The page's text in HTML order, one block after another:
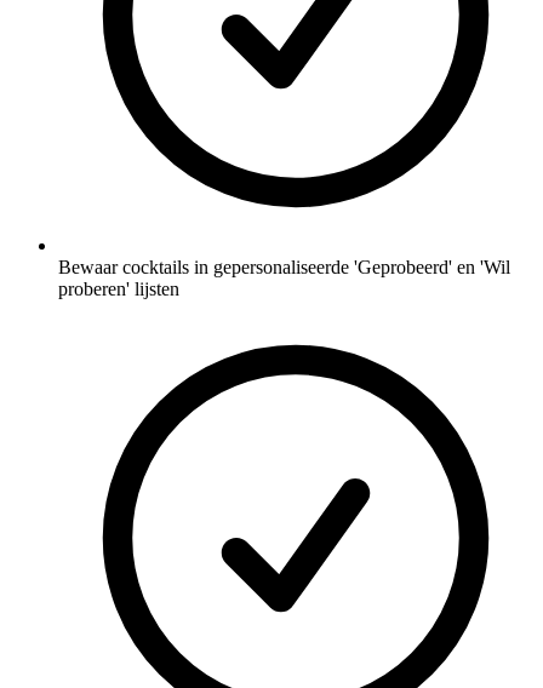
Bewaar cocktails in gepersonaliseerde 'Geprobeerd' en 'Wil
proberen' lijsten